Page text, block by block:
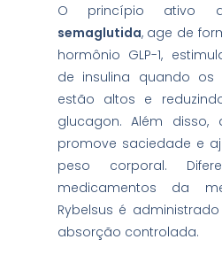
O princípio ativo
semaglutida, age de
hormônio GLP-1,
de insulina quando os
estão altos e
glucagon. Além disso,
promove saciedade e
peso corporal.
medicamentos da
Rybelsus é
absorção controlada.